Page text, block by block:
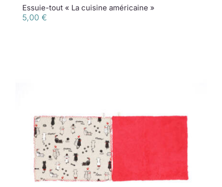
Essuie-tout « La cuisine américaine »
5,00 €